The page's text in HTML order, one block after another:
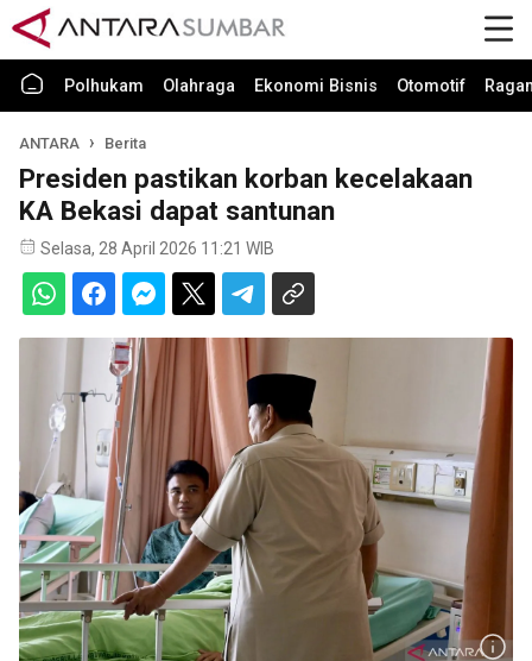
Polhukam Olahraga Ekonomi Bisnis Otomotif
ANTARA Berita
Presiden pastikan korban kecelakaan
KA Bekasi dapat santunan
Selasa, 28 April 2026 11:21 WIB